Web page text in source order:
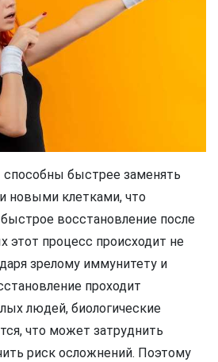
быстрее заменять
новыми клетками, что
восстановление после
этот процесс происходит не
зрелому иммунитету и
проходит
людей, биологические
что может затруднить
риск осложнений. Поэтому